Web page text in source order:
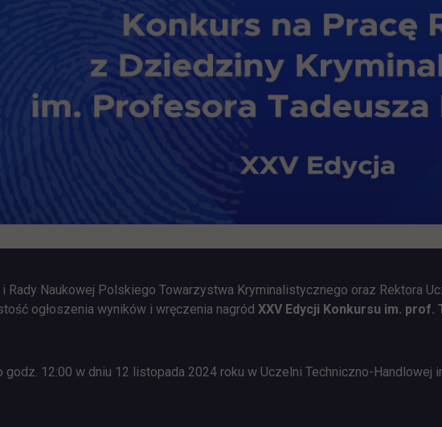
i Rady Naukowej Polskiego Towarzystwa Kryminalistycznego oraz Rektora
ogłoszenia wyników i wręczenia nagród XXV Edycji Konkursu im. prof.
12:00 w dniu 12 listopada 2024 roku w Uczelni Techniczno-Handlowej